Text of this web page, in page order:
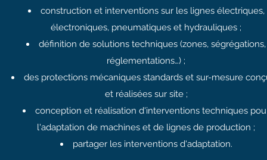
construction et interventions sur les lignes électriques,
électroniques, pneumatiques et hydrauliques ;
définition de solutions techniques (zones, ségrégations,
réglementations…) ;
des protections mécaniques standards et sur-mesure
et réalisées sur site ;
conception et réalisation d'interventions techniques
l'adaptation de machines et de lignes de production ;
partager les interventions d'adaptation.